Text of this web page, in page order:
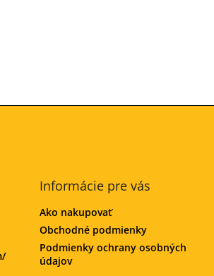
Informácie pre vás
Ako nakupovať
Obchodné podmienky
Podmienky ochrany osobných
údajov